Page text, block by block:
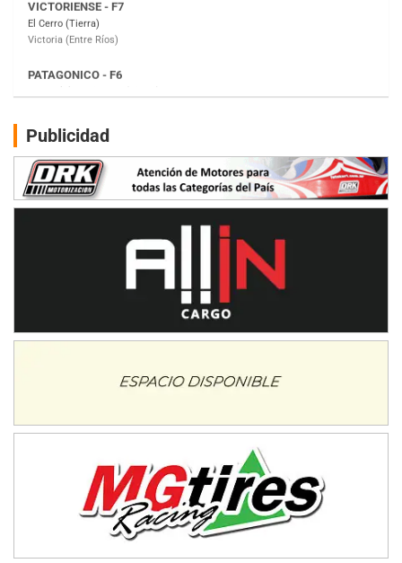
Moto Club Reginense (Tierra)
Gral. E. Godoy (Río Negro)
Juventud Unida (Tierra)
Humboldt (Santa Fe)
Ciudad de Avellaneda (Asfalto)
Avellaneda (Santa Fe)
SUR SANTAFESINO - F4
José Samuel Sánchez (Tierra)
COBERTURA ESPECIAL DE E-KART.COM.AR
IAME SERIES ARGENTINA 6
Ciudad de Trenque Lauquen (Asfalto)
Trenque Lauquen (Buenos Aires)
ENTRERRIANO - F6 (POSTERGADA)
Parque de la Velocidad (Asfalto)
Publicidad